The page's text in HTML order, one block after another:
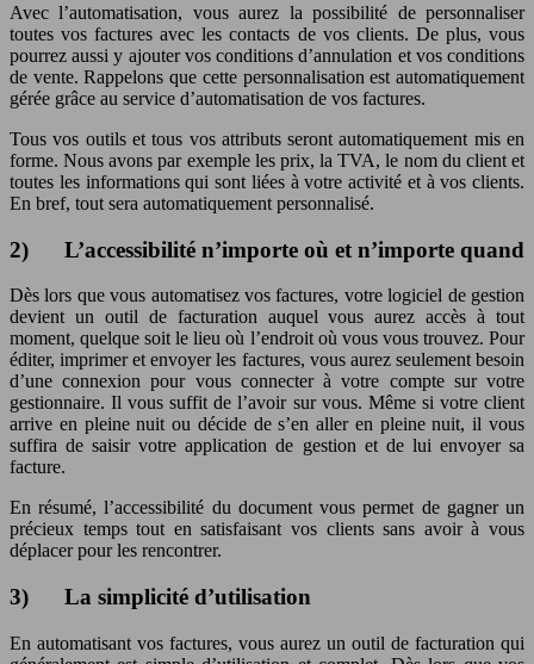
Avec l’automatisation, vous aurez la possibilité de personnaliser
toutes vos factures avec les contacts de vos clients. De plus, vous
pourrez aussi y ajouter vos conditions d’annulation et vos conditions
de vente. Rappelons que cette personnalisation est automatiquement
gérée grâce au service d’automatisation de vos factures.
Tous vos outils et tous vos attributs seront automatiquement mis en
forme. Nous avons par exemple les prix, la TVA, le nom du client et
toutes les informations qui sont liées à votre activité et à vos clients.
En bref, tout sera automatiquement personnalisé.
2) L’accessibilité n’importe où et n’importe quand
Dès lors que vous automatisez vos factures, votre logiciel de gestion
devient un outil de facturation auquel vous aurez accès à tout
moment, quelque soit le lieu où l’endroit où vous vous trouvez. Pour
éditer, imprimer et envoyer les factures, vous aurez seulement besoin
d’une connexion pour vous connecter à votre compte sur votre
gestionnaire. Il vous suffit de l’avoir sur vous. Même si votre client
arrive en pleine nuit ou décide de s’en aller en pleine nuit, il vous
suffira de saisir votre application de gestion et de lui envoyer sa
facture.
En résumé, l’accessibilité du document vous permet de gagner un
précieux temps tout en satisfaisant vos clients sans avoir à vous
déplacer pour les rencontrer.
3) La simplicité d’utilisation
En automatisant vos factures, vous aurez un outil de facturation qui